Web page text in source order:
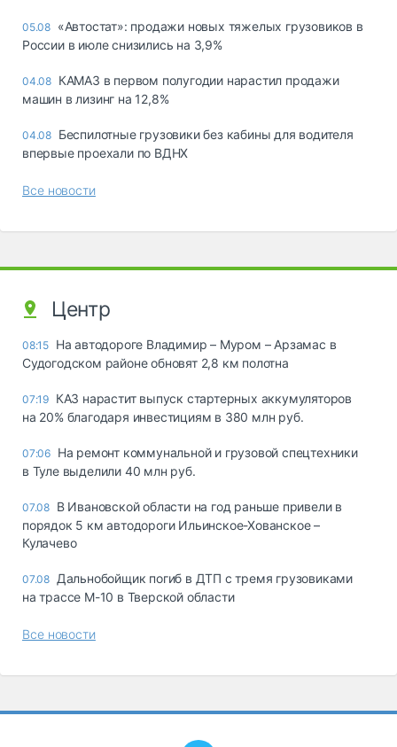
05.08 «Автостат»: продажи новых тяжелых грузовиков в
России в июле снизились на 3,9%
04.08 КАМАЗ в первом полугодии нарастил продажи
машин в лизинг на 12,8%
04.08 Беспилотные грузовики без кабины для водителя
впервые проехали по ВДНХ
Все новости
Центр
08:15 На автодороге Владимир – Муром – Арзамас в
Судогодском районе обновят 2,8 км полотна
07:19 КАЗ нарастит выпуск стартерных аккумуляторов
на 20% благодаря инвестициям в 380 млн руб.
07:06 На ремонт коммунальной и грузовой спецтехники
в Туле выделили 40 млн руб.
07.08 В Ивановской области на год раньше привели в
порядок 5 км автодороги Ильинское-Хованское –
Кулачево
07.08 Дальнобойщик погиб в ДТП с тремя грузовиками
на трассе М-10 в Тверской области
Все новости